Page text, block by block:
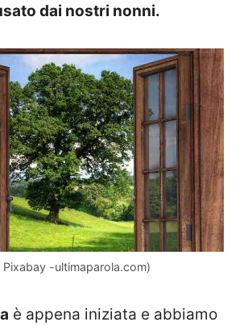
dai nostri nonni.
-ultimaparola.com)
è appena iniziata e abbiamo